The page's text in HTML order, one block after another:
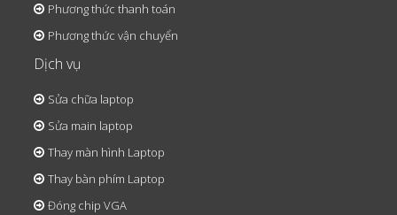
Phương thức thanh toán
Phương thức vận chuyển
Dịch vụ
Sửa chữa laptop
Sửa main laptop
Thay màn hình Laptop
Thay bàn phím Laptop
Đóng chip VGA